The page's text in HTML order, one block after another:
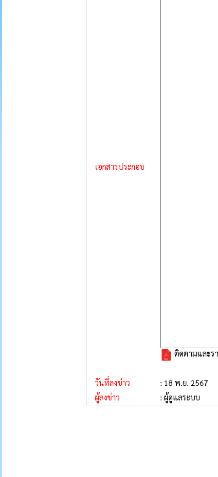
เอกสารประกอบ
ติดตามและร
วันที่ลงข่าว
: 18 พ.ย. 2567
ผู้ลงข่าว
: ผู้ดูแลระบบ